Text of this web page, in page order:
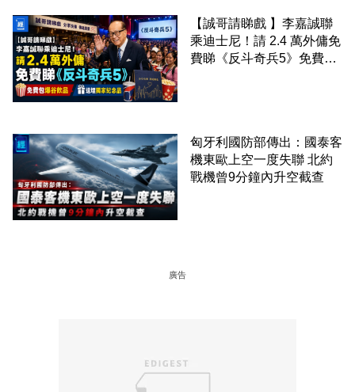
【誠哥請睇戲 】李嘉誠聯
乘迪士尼！請 2.4 萬外傭免
費睇《反斗奇兵5》免費包
匈牙利國防部傳出：國泰客
機東歐上空一度失聯 北約
戰機曾9分鐘內升空截查
廣告